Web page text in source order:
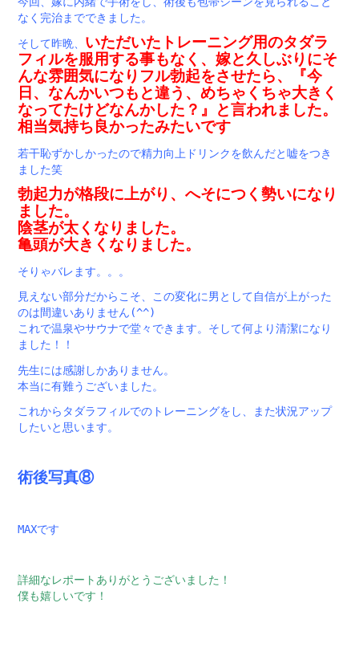
なく完治までできました。
そして昨晩、 いただいたトレーニング用のタダラ
フィルを服用する事もなく、嫁と久しぶりにそ
んな雰囲気になりフル勃起をさせたら、『今
日、なんかいつもと違う、めちゃくちゃ大きく
なってたけどなんかした？』と言われました。
相当気持ち良かったみたいです
若干恥ずかしかったので精力向上ドリンクを飲んだと嘘をつき
ました笑
勃起力が格段に上がり、へそにつく勢いになり
ました。
陰茎が太くなりました。
亀頭が大きくなりました。
そりゃバレます。。。
見えない部分だからこそ、この変化に男として自信が上がった
のは間違いありません(^^)
これで温泉やサウナで堂々できます。そして何より清潔になり
ました！！
先生には感謝しかありません。
本当に有難うございました。
これからタダラフィルでのトレーニングをし、また状況アップ
したいと思います。
術後写真⑧
MAXです
詳細なレポートありがとうございました！
僕も嬉しいです！